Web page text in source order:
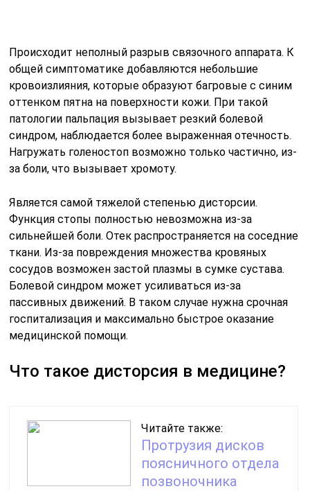
ткани. Из-за повреждения множества кровяных
сосудов возможен застой плазмы в сумке сустава.
Болевой синдром может усиливаться из-за
пассивных движений. В таком случае нужна срочная
госпитализация и максимально быстрое оказание
медицинской помощи.
Что такое дисторсия в медицине?
Читайте также:
Протрузия дисков
поясничного отдела
позвоночника
Дисторсии могут происходить как с внутренними
органами, так и с поверхностными тканями. Они могут
врожденные аномалии, воспалительные процессы,
опухоли или травмы.
Виды дисторсий
Существует несколько различных видов дисторсий,
каждый из которых характеризуется своими
особенностями и проявлениями: